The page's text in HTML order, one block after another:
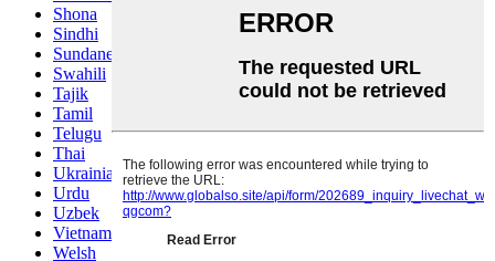
Shona
Sindhi
Sundanese
Swahili
Tajik
Tamil
Telugu
Thai
Ukrainian
Urdu
Uzbek
Vietnamese
Welsh